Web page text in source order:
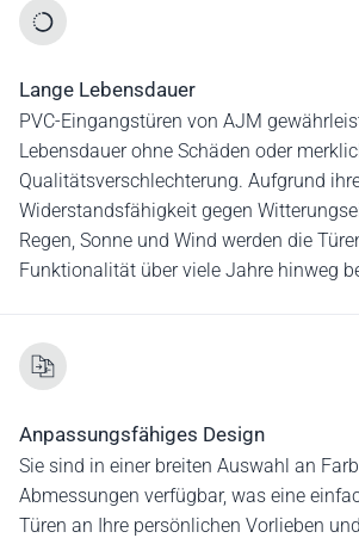
Lange Lebensdauer
PVC-Eingangstüren von AJM
Lebensdauer ohne Schäden oder
Qualitätsverschlechterung. Aufgrund
Widerstandsfähigkeit gegen
Regen, Sonne und Wind werden die
Funktionalität über viele Jahre hinweg
Anpassungsfähiges Design
Sie sind in einer breiten Auswahl an
Abmessungen verfügbar, was eine
Türen an Ihre persönlichen Vorlieben